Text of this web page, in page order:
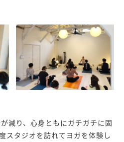
減り、心身ともにガチガチに固
スタジオを訪れてヨガを体験し